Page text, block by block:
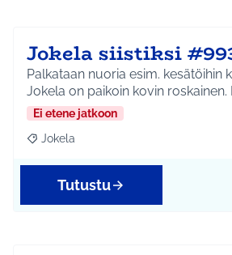
Jokela siistiksi
Palkataan nuoria esim. kesätöihin
Ei etene jatkoon
Rajaa tulokset aihepiirin mukaan: Jokela
Jokela
Tutustu